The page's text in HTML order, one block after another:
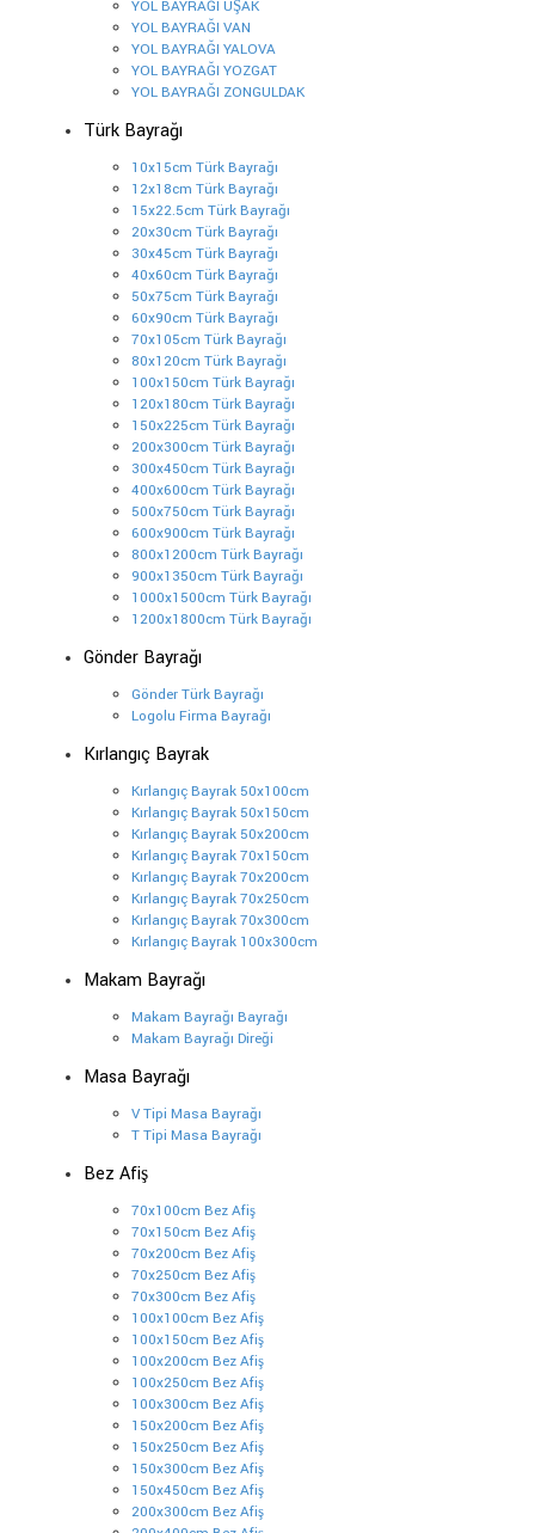
YOL BAYRAĞI UŞAK
YOL BAYRAĞI VAN
YOL BAYRAĞI YALOVA
YOL BAYRAĞI YOZGAT
YOL BAYRAĞI ZONGULDAK
Türk Bayrağı
10x15cm Türk Bayrağı
12x18cm Türk Bayrağı
15x22.5cm Türk Bayrağı
20x30cm Türk Bayrağı
30x45cm Türk Bayrağı
40x60cm Türk Bayrağı
50x75cm Türk Bayrağı
60x90cm Türk Bayrağı
70x105cm Türk Bayrağı
80x120cm Türk Bayrağı
100x150cm Türk Bayrağı
120x180cm Türk Bayrağı
150x225cm Türk Bayrağı
200x300cm Türk Bayrağı
300x450cm Türk Bayrağı
400x600cm Türk Bayrağı
500x750cm Türk Bayrağı
600x900cm Türk Bayrağı
800x1200cm Türk Bayrağı
900x1350cm Türk Bayrağı
1000x1500cm Türk Bayrağı
1200x1800cm Türk Bayrağı
Gönder Bayrağı
Gönder Türk Bayrağı
Logolu Firma Bayrağı
Kırlangıç Bayrak
Kırlangıç Bayrak 50x100cm
Kırlangıç Bayrak 50x150cm
Kırlangıç Bayrak 50x200cm
Kırlangıç Bayrak 70x150cm
Kırlangıç Bayrak 70x200cm
Kırlangıç Bayrak 70x250cm
Kırlangıç Bayrak 70x300cm
Kırlangıç Bayrak 100x300cm
Makam Bayrağı
Makam Bayrağı Bayrağı
Makam Bayrağı Direği
Masa Bayrağı
V Tipi Masa Bayrağı
T Tipi Masa Bayrağı
Bez Afiş
70x100cm Bez Afiş
70x150cm Bez Afiş
70x200cm Bez Afiş
70x250cm Bez Afiş
70x300cm Bez Afiş
100x100cm Bez Afiş
100x150cm Bez Afiş
100x200cm Bez Afiş
100x250cm Bez Afiş
100x300cm Bez Afiş
150x200cm Bez Afiş
150x250cm Bez Afiş
150x300cm Bez Afiş
150x450cm Bez Afiş
200x300cm Bez Afiş